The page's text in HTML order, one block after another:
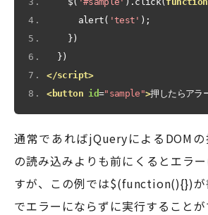
      alert
( 'test' );
})
})
</script>
<button id="sample">押したらアラ
通常であればjQueryによるDOM
の読み込みよりも前にくるとエラ
すが、この例では$(function(){})が
でエラーにならずに実行すること